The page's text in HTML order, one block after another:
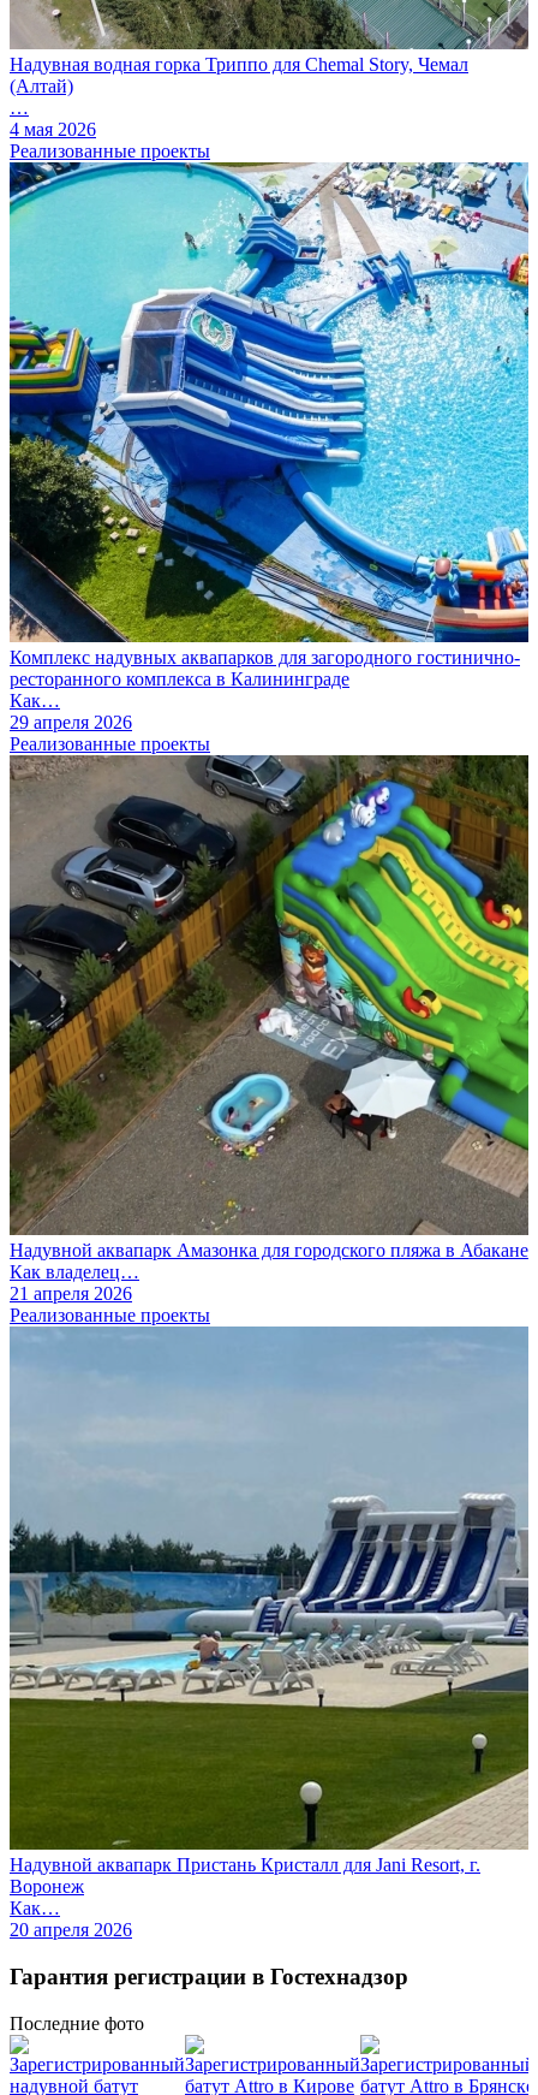
Надувная водная горка Триппо для Chemal Story, Чемал
(Алтай)
…
4 мая 2026
Реализованные проекты
Комплекс надувных аквапарков для загородного гостинично-
ресторанного комплекса в Калининграде
Как…
29 апреля 2026
Реализованные проекты
Надувной аквапарк Амазонка для городского пляжа в Абакане
Как владелец…
21 апреля 2026
Реализованные проекты
Надувной аквапарк Пристань Кристалл для Jani Resort, г.
Воронеж
Как…
20 апреля 2026
Гарантия регистрации в Гостехнадзор
Последние фото